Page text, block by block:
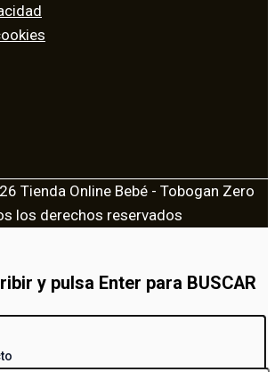
Tienda Online Bebé - Tobogan Zero
los derechos reservados
y pulsa Enter para BUSCAR